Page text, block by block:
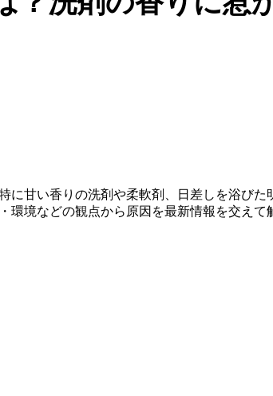
甘い香りの洗剤や柔軟剤、日差しを浴び
境などの観点から原因を最新情報を交え